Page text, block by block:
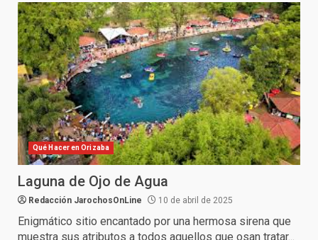
Qué Hacer en Orizaba
Laguna de Ojo de Agua
Redacción JarochosOnLine 10 de abril de 2025
Enigmático sitio encantado por una hermosa sirena que
muestra sus atributos a todos aquellos que osan tratar...